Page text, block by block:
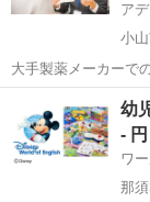
ア
小
大手製薬メーカーで
グストアなどの小売
通じて売れ筋や傾向
については勉強会も
幼
- 円
ワ
那